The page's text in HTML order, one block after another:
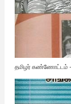
தமிழர் கண்ணோட்டம் -